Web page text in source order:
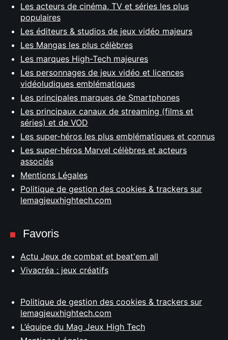
Les acteurs de cinéma, TV et séries les plus
populaires
Les éditeurs & studios de jeux vidéo majeurs
Les Mangas les plus célèbres
Les marques High-Tech majeures
Les personnages de jeux vidéo et licences
vidéoludiques emblématiques
Les principales marques de Smartphones
Les principaux canaux de streaming (films et
séries) et de VOD
Les super-héros les plus emblématiques et connus
Les super-héros Marvel célèbres et acteurs
associés
Mentions Légales
Politique de gestion des cookies & trackers sur
lemagjeuxhightech.com
Favoris
Actu Jeux de combat et beat'em all
Vivacréa : jeux créatifs
Politique de gestion des cookies & trackers sur
lemagjeuxhightech.com
L’équipe du Mag Jeux High Tech